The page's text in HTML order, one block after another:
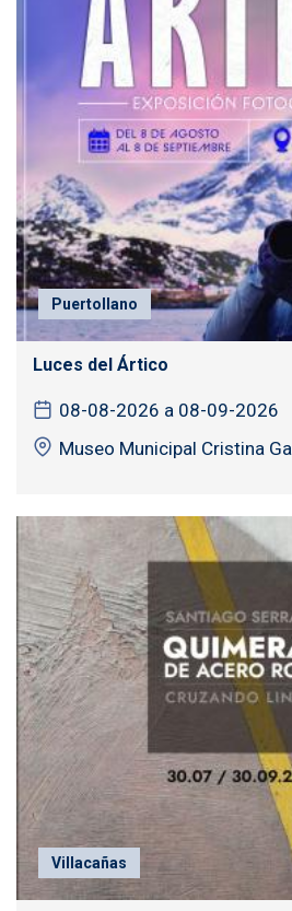
Puertollano
Luces del Ártico
08-08-2026 a 08-09-2026
Museo Municipal Cristina
Villacañas